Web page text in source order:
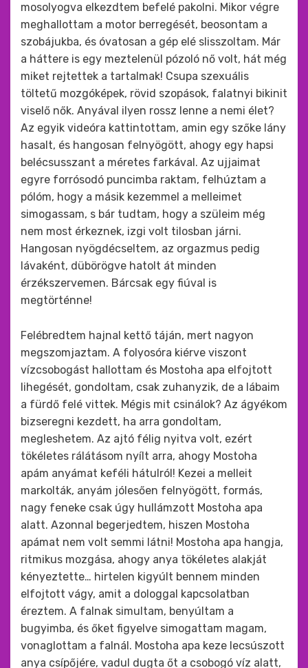
mosolyogva elkezdtem befelé pakolni. Mikor végre
meghallottam a motor berregését, beosontam a
szobájukba, és óvatosan a gép elé slisszoltam. Már
a háttere is egy meztelenül pózoló nő volt, hát még
miket rejtettek a tartalmak! Csupa szexuális
töltetű mozgóképek, rövid szopások, falatnyi bikinit
viselő nők. Anyával ilyen rossz lenne a nemi élet?
Az egyik videóra kattintottam, amin egy szőke lány
hasalt, és hangosan felnyögött, ahogy egy hapsi
belécsusszant a méretes farkával. Az ujjaimat
egyre forrósodó puncimba raktam, felhúztam a
pólóm, hogy a másik kezemmel a melleimet
simogassam, s bár tudtam, hogy a szüleim még
nem most érkeznek, izgi volt tilosban járni.
Hangosan nyögdécseltem, az orgazmus pedig
lávaként, dübörögve hatolt át minden
érzékszervemen. Bárcsak egy fiúval is
megtörténne!
Felébredtem hajnal kettő táján, mert nagyon
megszomjaztam. A folyosóra kiérve viszont
vízcsobogást hallottam és Mostoha apa elfojtott
lihegését, gondoltam, csak zuhanyzik, de a lábaim
a fürdő felé vittek. Mégis mit csinálok? Az ágyékom
bizseregni kezdett, ha arra gondoltam,
megleshetem. Az ajtó félig nyitva volt, ezért
tökéletes rálátásom nyílt arra, ahogy Mostoha
apám anyámat keféli hátulról! Kezei a melleit
markolták, anyám jólesően felnyögött, formás,
nagy feneke csak úgy hullámzott Mostoha apa
alatt. Azonnal begerjedtem, hiszen Mostoha
apámat nem volt semmi látni! Mostoha apa hangja,
ritmikus mozgása, ahogy anya tökéletes alakját
kényeztette… hirtelen kigyúlt bennem minden
elfojtott vágy, amit a dologgal kapcsolatban
éreztem. A falnak simultam, benyúltam a
bugyimba, és őket figyelve simogattam magam,
vonaglottam a falnál. Mostoha apa keze lecsúszott
anya csípőjére, vadul dugta őt a csobogó víz alatt,